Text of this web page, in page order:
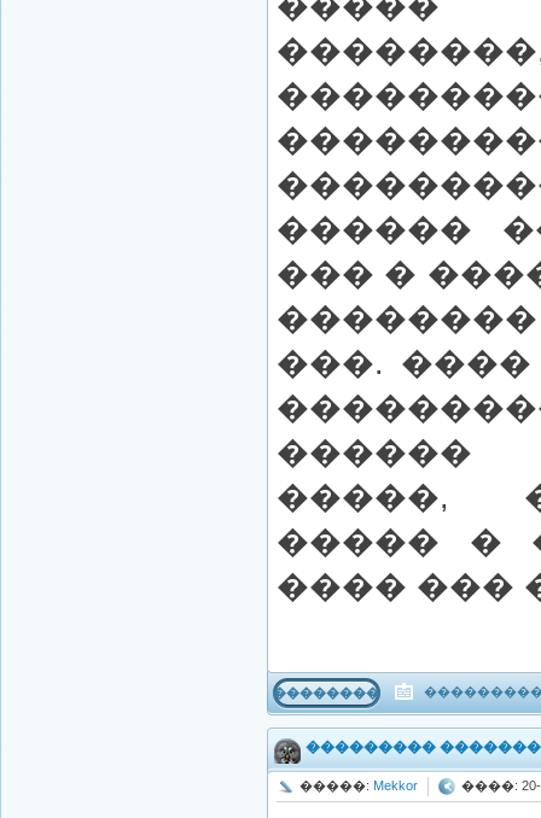
������
��� �
���.
������
�����,
����� �
���� ���
���������
���������
�����: Mekkor ����: 20-